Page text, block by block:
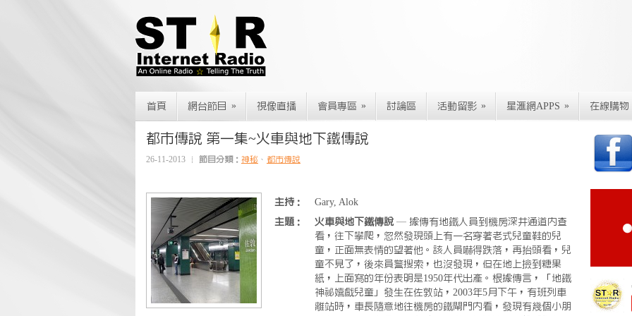
首頁 網台節目 » 視像直播 會員專區 » 討論區 活動留影 » 星滙網APPS » 在線購物
都市傳說 第一集~火車與地下鐵傳說
26-11-2013 節目分類： 神秘 、 都市傳說
主持：
Gary, Alok
主題：
火車與地下鐵傳說 — 據傳有地鐵人員到機房深井通道內查
看，往下攀爬，忽然發現頭上有一名穿著老式兒童鞋的兒
童，正面無表情的望著他。該人員嚇得跌落，再抬頭看，兒
童不見了，後來員警搜索，也沒發現，但在地上撿到糖果
紙，上面寫的年份表明是1950年代出產。根據傳言，「地鐵
神祕嬉戲兒童」發生在佐敦站，2003年5月下午，有班列車
離站時，車長隨意地往機房的鐵閘門內看，發現有幾個小朋